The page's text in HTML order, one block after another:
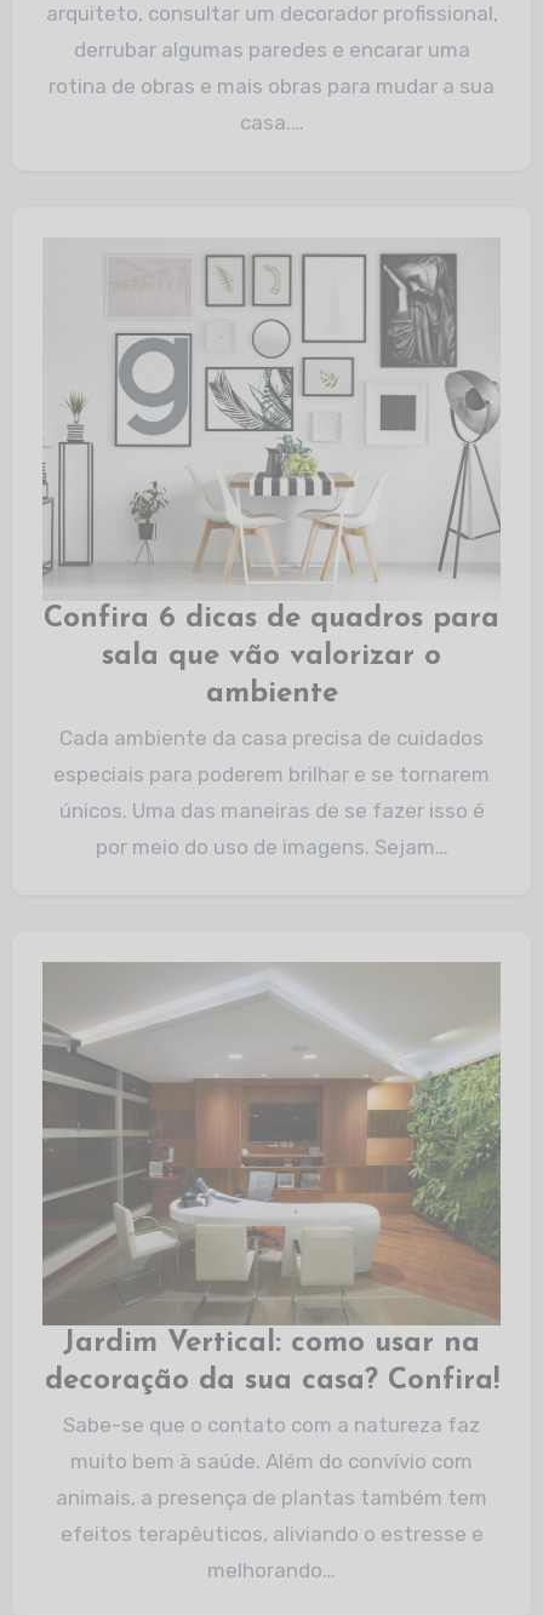
arquiteto, consultar um decorador profissional,
derrubar algumas paredes e encarar uma
rotina de obras e mais obras para mudar a sua
casa.…
Confira 6 dicas de quadros para
sala que vão valorizar o
ambiente
Cada ambiente da casa precisa de cuidados
especiais para poderem brilhar e se tornarem
únicos. Uma das maneiras de se fazer isso é
por meio do uso de imagens. Sejam…
Jardim Vertical: como usar na
decoração da sua casa? Confira!
Sabe-se que o contato com a natureza faz
muito bem à saúde. Além do convívio com
animais, a presença de plantas também tem
efeitos terapêuticos, aliviando o estresse e
melhorando…